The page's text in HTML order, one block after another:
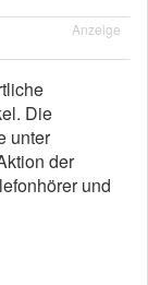
Anzeige
Die
unter
der
und